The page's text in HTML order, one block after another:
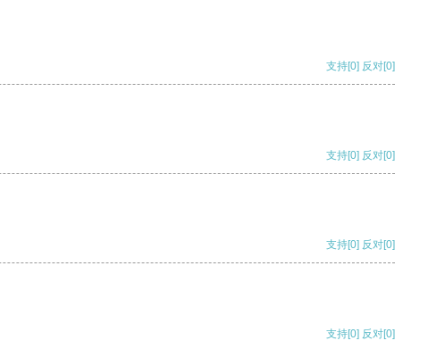
支持[0] 反对[0]
支持[0] 反对[0]
支持[0] 反对[0]
支持[0] 反对[0]